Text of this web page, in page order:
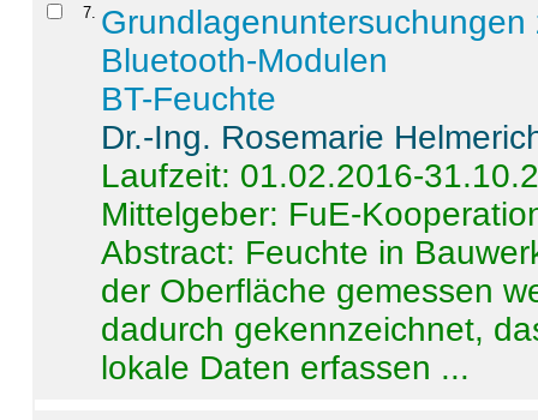
7
Bluetooth-Modulen
BT-Feuchte
Dr.-Ing. Rosemarie
Laufzeit: 01.02.2016-
Mittelgeber: FuE-
Abstract: Feuchte in
der Oberfläche gemessen
dadurch gekennzeichnet,
lokale Daten erfassen ...